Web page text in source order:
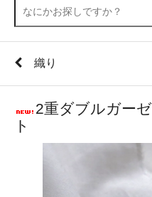
織り
2重ダブルガー
ト